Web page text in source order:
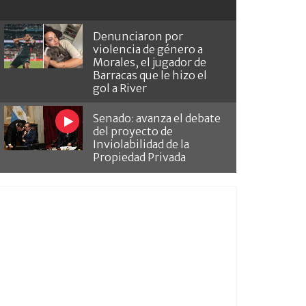
Denunciaron por
violencia de género a
Morales, el jugador de
Barracas que le hizo el
gol a River
Senado: avanza el debate
del proyecto de
Inviolabilidad de la
Propiedad Privada